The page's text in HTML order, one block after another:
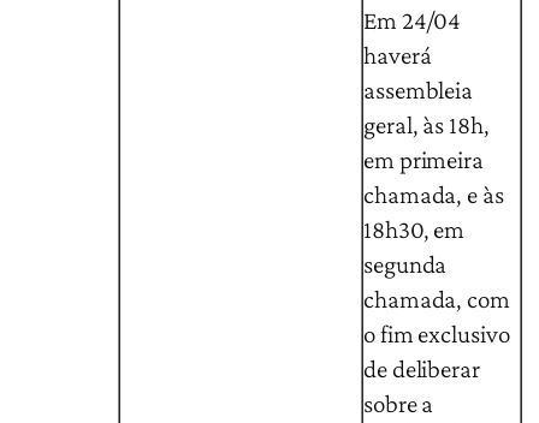
Em 24/04
haverá
assembleia
geral, às 18h,
em primeira
chamada, e às
18h30, em
segunda
chamada, com
o fim exclusivo
de deliberar
sobre a